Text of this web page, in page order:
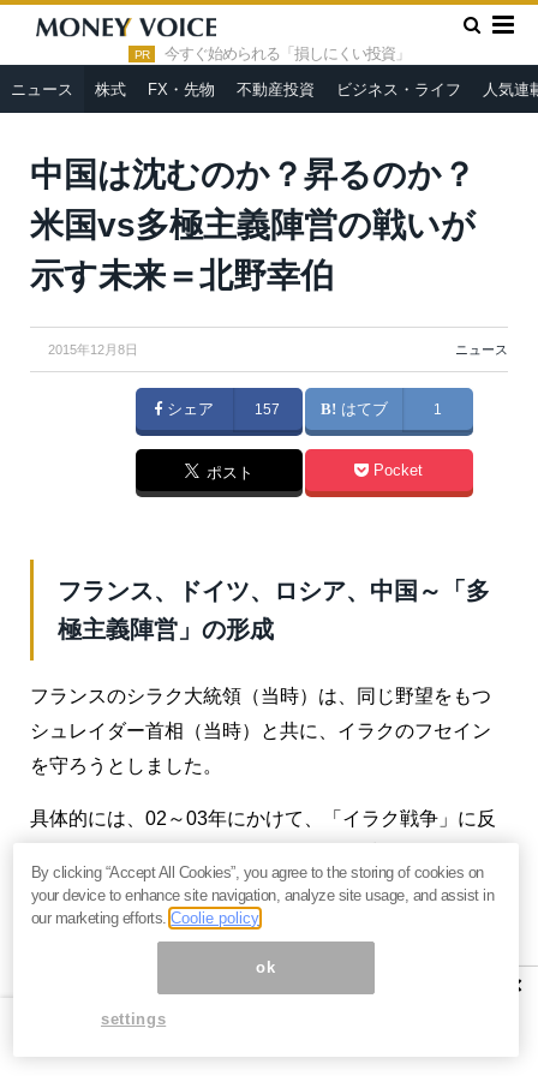
PR 今すぐ始められる「損しにくい投資」
ニュース 株式 FX・先物 不動産投資 ビジネス・ライフ 人気連
HOME » ニュース »
中国は沈むのか？昇るのか？米国vs多極主
義陣営の戦いが示す未来＝北野幸伯
Kaliva / Shutterstock.com
中国は沈むのか？昇るのか？
米国vs多極主義陣営の戦いが
示す未来＝北野幸伯
2015年12月8日 ニュース
シェア 157 はてブ 1
ポスト Pocket
フランス、ドイツ、ロシア、中国～「多
極主義陣営」の形成
フランスのシラク大統領（当時）は、同じ野望をもつ
シュレイダー首相（当時）と共に、イラクのフセイン
を守ろうとしました。
具体的には、02～03年にかけて、「イラク戦争」に反
アと、中国 でした。フランス、ロシア、中国には、
国連安保理で「拒否権」を持つ「常任理事国」で
イラクに石油利権を持つ
×
By clicking “Accept All Cookies”, you agree to the storing of cookies on
your device to enhance site navigation, analyze site usage, and assist in
our marketing efforts.Coolie policy
ok
settings